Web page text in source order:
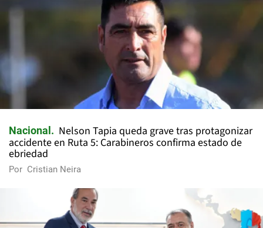
Nacional
Nelson Tapia queda grave tras protagonizar
accidente en Ruta 5: Carabineros confirma estado de
ebriedad
Por Cristian Neira